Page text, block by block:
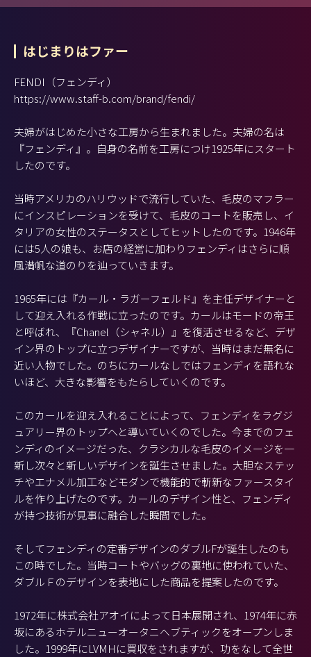
はじまりはファー
FENDI（フェンディ）
https://www.staff-b.com/brand/fendi/
夫婦がはじめた小さな工房から生まれました。夫婦の名は
『フェンディ』。自身の名前を工房につけ1925年にスタート
したのです。
当時アメリカのハリウッドで流行していた、毛皮のマフラー
にインスピレーションを受けて、毛皮のコートを販売し、イ
タリアの女性のステータスとしてヒットしたのです。1946年
には5人の娘も、お店の経営に加わりフェンディはさらに順
風満帆な道のりを辿っていきます。
1965年には『カール・ラガーフェルド』を主任デザイナーと
して迎え入れる作戦に立ったのです。カールはモードの帝王
と呼ばれ、『Chanel（シャネル）』を復活させるなど、デザ
イン界のトップに立つデザイナーですが、当時はまだ無名に
近い人物でした。のちにカールなしではフェンディを語れな
いほど、大きな影響をもたらしていくのです。
このカールを迎え入れることによって、フェンディをラグジ
ュアリー界のトップへと導いていくのでした。今までのフェ
ンディのイメージだった、クラシカルな毛皮のイメージを一
新し次々と新しいデザインを誕生させました。大胆なステッ
チやエナメル加工などモダンで機能的で斬新なファースタイ
ルを作り上げたのです。カールのデザイン性と、フェンディ
が持つ技術が見事に融合した瞬間でした。
そしてフェンディの定番デザインのダブルFが誕生したのも
この時でした。当時コートやバッグの裏地に使われていた、
ダブルＦのデザインを表地にした商品を提案したのです。
1972年に株式会社アオイによって日本展開され、1974年に赤
坂にあるホテルニューオータニへブティックをオープンしま
した。1999年にLVMHに買収をされますが、功をなして全世